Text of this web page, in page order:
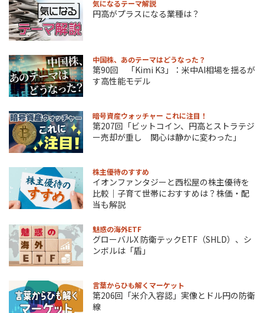
気になるテーマ解説
円高がプラスになる業種は？
中国株、あのテーマはどうなった？
第90回 「Kimi K3」：米中AI相場を揺るが
す高性能モデル
暗号資産ウォッチャー これに注目！
第207回「ビットコイン、円高とストラテジ
ー売却が重し 関心は静かに変わった」
株主優待のすすめ
イオンファンタジーと西松屋の株主優待を
比較｜子育て世帯におすすめは？株価・配
当も解説
魅惑の海外ETF
グローバルX 防衛テックETF（SHLD）、シ
ンボルは「盾」
言葉からひも解くマーケット
第206回「米介入容認」実像とドル円の防衛
線